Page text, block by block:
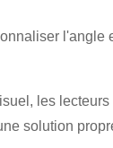
l'angle
les
solution